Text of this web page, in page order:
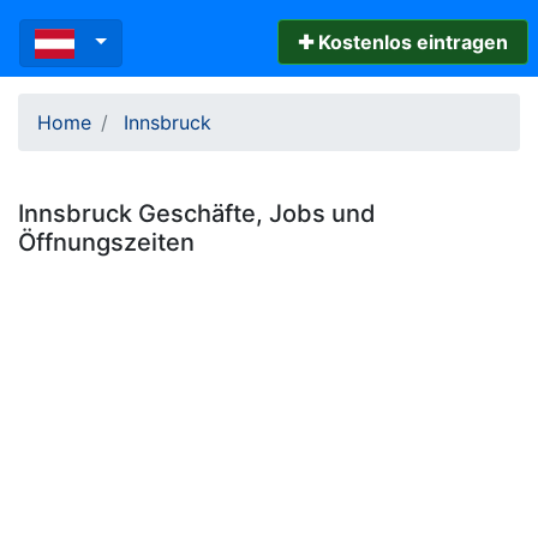
✚ Kostenlos eintragen
Home Innsbruck
Innsbruck Geschäfte, Jobs und
Öffnungszeiten